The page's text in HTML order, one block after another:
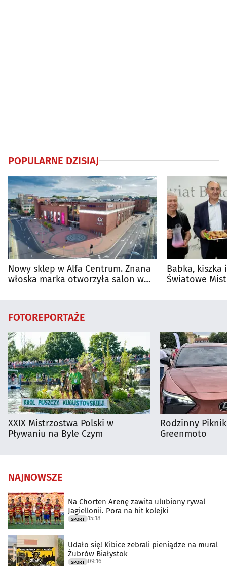
POPULARNE DZISIAJ
Nowy sklep w Alfa Centrum. Znana
włoska marka otworzyła salon w
Babka, kiszka
Światowe
FOTOREPORTAŻE
XXIX Mistrzostwa Polski w
Pływaniu na Byle Czym
Rodzinny
Greenmoto
NAJNOWSZE
Na Chorten Arenę zawita ulubiony rywal
Jagiellonii. Pora na hit kolejki
SPORT 15:18
Udało się! Kibice zebrali pieniądze na mural
Żubrów Białystok
SPORT 09:16